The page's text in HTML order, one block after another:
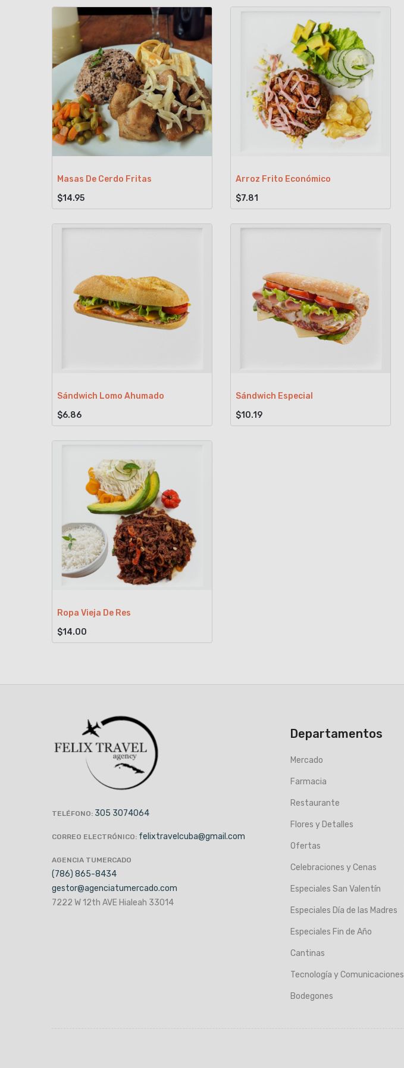
Masas De Cerdo Fritas
$14.95
Arroz Frito Económico
$7.81
Sándwich Lomo Ahumado
$6.86
Sándwich Especial
$10.19
Ropa Vieja De Res
$14.00
TELÉFONO: 305 3074064
CORREO ELECTRÓNICO: felixtravelcuba@gmail.com
AGENCIA TUMERCADO
(786) 865-8434
gestor@agenciatumercado.com
7222 W 12th AVE Hialeah 33014
Departamentos
Mercado
Farmacia
Restaurante
Flores y Detalles
Ofertas
Celebraciones y Cenas
Especiales San Valentín
Especiales Día de las Madres
Especiales Fin de Año
Cantinas
Tecnología y Comunicaciones
Bodegones